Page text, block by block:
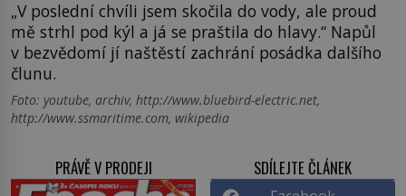
„V poslední chvíli jsem skočila do vody, ale proud
mě strhl pod kýl a já se praštila do hlavy.“ Napůl
v bezvědomí jí naštěstí zachrání posádka dalšího
člunu.
Foto: youtube, archiv, http://www.bluebird-electric.net,
http://www.ssmaritime.com, wikipedia
PRÁVĚ V PRODEJI SDÍLEJTE ČLÁNEK